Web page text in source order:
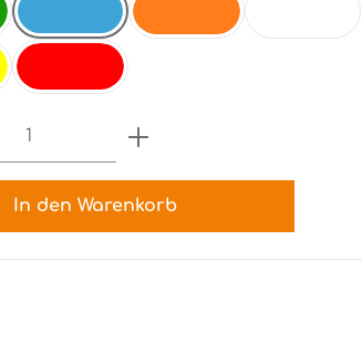
electricblue
Anzahl: Gib den
In den Warenkorb